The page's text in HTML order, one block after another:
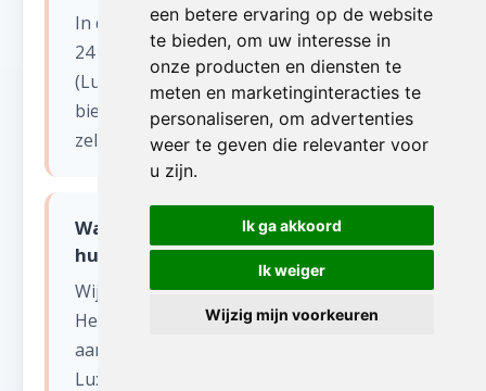
een betere ervaring op de website
te bieden, om uw interesse in
onze producten en diensten te
meten en marketinginteracties te
personaliseren, om advertenties
weer te geven die relevanter voor
u zijn.
Ik ga akkoord
Ik weiger
Wijzig mijn voorkeuren
In de meeste gevallen kunnen wij binnen
24 tot 48 uur starten in ARLON
(Luxemburg). Voor dringende situaties
bieden wij ook een spoedservice aan,
zelfs in het weekend.
Wat gebeurt er met de spullen na
huis leegmaken?
Wij sorteren alles zorgvuldig.
Herbruikbare items worden gedoneerd
aan kringloopwinkels en goede doelen in
Luxemburg. Recycleerbaar materiaal gaat